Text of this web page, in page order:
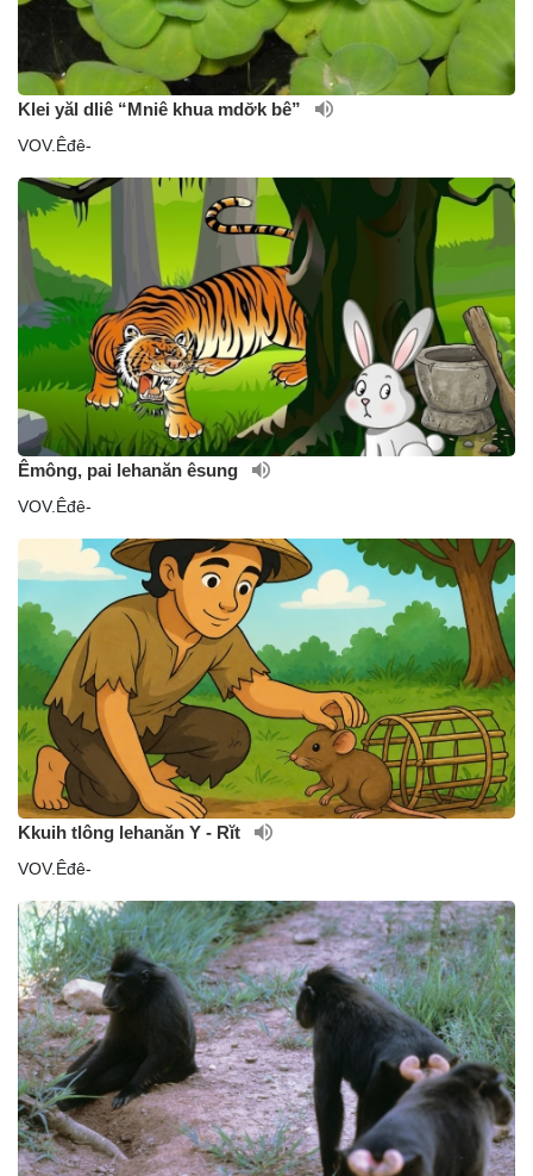
Klei yăl dliê “Mniê khua mdơ̆k bê”
VOV.Êđê-
Êmông, pai lehanăn êsung
VOV.Êđê-
Kkuih tlông lehanăn Y - Rĭt
VOV.Êđê-